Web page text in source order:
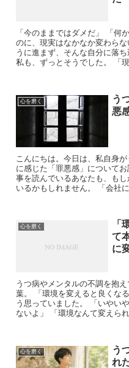
「今のままではダメだ」 「何
のに、現実はなかなか変わら
うに進まず、そんな自分に落
私も、ずっとそうでした。 「
心を磨く
う
悪
こんにちは。今日は、私自身
に感じた「罪悪感」について
事を読んでいるあなたも、も
いるかもしれません。 「会社
心を磨く
「
て
に
うつ病やメンタルの不調を抱
葉。 「環境を変えると良くな
う思っていました。 「いやい
ないよ」 「環境なんて変えられ
心を磨く
う
れ